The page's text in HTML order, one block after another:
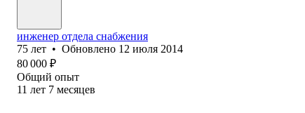
инженер отдела снабжения
75 лет • Обновлено 12 июля 2014
80 000 ₽
Общий опыт
11 лет 7 месяцев